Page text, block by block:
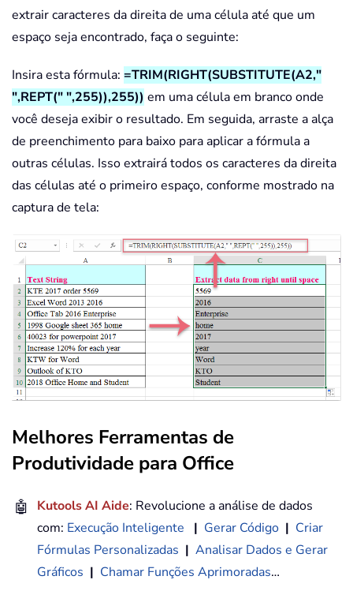
extrair caracteres da direita de uma célula até que um
espaço seja encontrado, faça o seguinte:
Insira esta fórmula: =TRIM(RIGHT(SUBSTITUTE(A2,"
",REPT(" ",255)),255)) em uma célula em branco onde
você deseja exibir o resultado. Em seguida, arraste a alça
de preenchimento para baixo para aplicar a fórmula a
outras células. Isso extrairá todos os caracteres da direita
das células até o primeiro espaço, conforme mostrado na
captura de tela:
Melhores Ferramentas de
Produtividade para Office
🤖 Kutools AI Aide: Revolucione a análise de dados
com: Execução Inteligente | Gerar Código | Criar
Fórmulas Personalizadas | Analisar Dados e Gerar
Gráficos | Chamar Funções Aprimoradas…